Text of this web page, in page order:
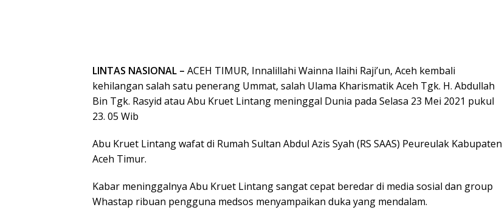
LINTAS NASIONAL – ACEH TIMUR, Innalillahi Wainna Ilaihi Raji’un, Aceh kembali
kehilangan salah satu penerang Ummat, salah Ulama Kharismatik Aceh Tgk. H. Abdullah
Bin Tgk. Rasyid atau Abu Kruet Lintang meninggal Dunia pada Selasa 23 Mei 2021 pukul
23. 05 Wib
Abu Kruet Lintang wafat di Rumah Sultan Abdul Azis Syah (RS SAAS) Peureulak Kabupaten
Aceh Timur.
Kabar meninggalnya Abu Kruet Lintang sangat cepat beredar di media sosial dan group
Whastap ribuan pengguna medsos menyampaikan duka yang mendalam.